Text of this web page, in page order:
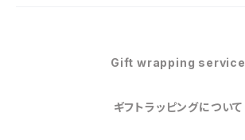
Gift wrapping service
ギフトラッピングについて